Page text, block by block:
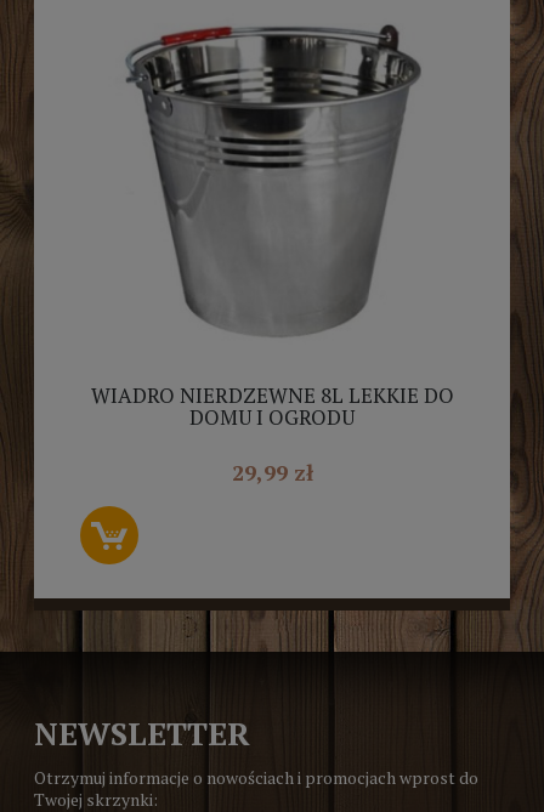
WIADRO NIERDZEWNE 8L LEKKIE DO
DOMU I OGRODU
29,99 zł
NEWSLETTER
Otrzymuj informacje o nowościach i promocjach wprost do
Twojej skrzynki: